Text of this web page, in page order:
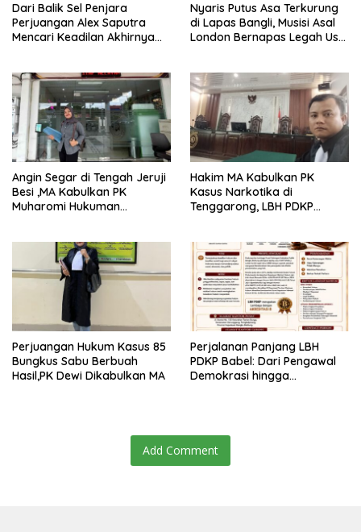
Dari Balik Sel Penjara
Perjuangan Alex Saputra
Mencari Keadilan Akhirnya
Nyaris Putus Asa Terkurung
di Lapas Bangli, Musisi Asal
London Bernapas Legah Usai
Angin Segar di Tengah Jeruji
Besi ,MA Kabulkan PK
Muharomi Hukuman
Hakim MA Kabulkan PK
Kasus Narkotika di
Tenggarong, LBH PDKP
Berkeadilan
Perjuangan Hukum Kasus 85
Bungkus Sabu Berbuah
Hasil,PK Dewi Dikabulkan MA
Perjalanan Panjang LBH
PDKP Babel: Dari Pengawal
Demokrasi hingga
Add Comment